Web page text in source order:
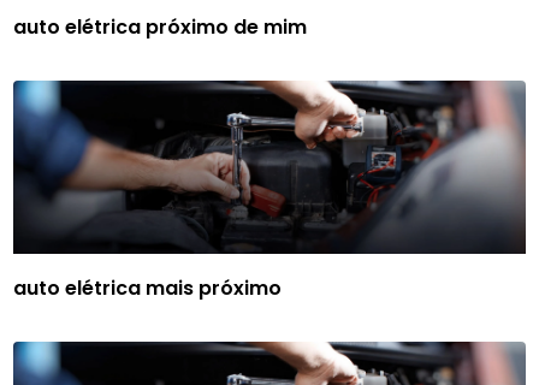
auto elétrica próximo de mim
auto elétrica mais próximo